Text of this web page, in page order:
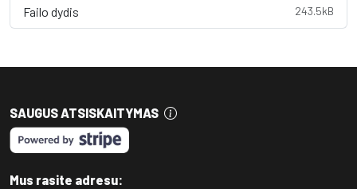
Failo dydis 243.5kB
SAUGUS ATSISKAITYMAS
Mus rasite adresu: